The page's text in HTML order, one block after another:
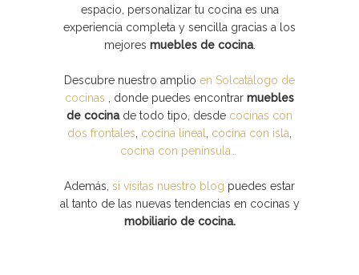
espacio, personalizar tu cocina es una
experiencia completa y sencilla gracias a los
mejores muebles de cocina.
Descubre nuestro amplio en Solcatálogo de
cocinas , donde puedes encontrar muebles
de cocinade todo tipo, desde cocinas con
dos frontales, cocina lineal, cocina con isla,
cocina con península…
Además, si visitas nuestro blog puedes estar
al tanto de las nuevas tendencias en cocinas y
mobiliario de cocina.